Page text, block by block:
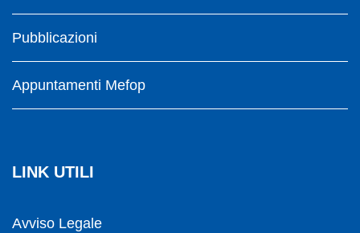
Pubblicazioni
Appuntamenti Mefop
LINK UTILI
Avviso Legale